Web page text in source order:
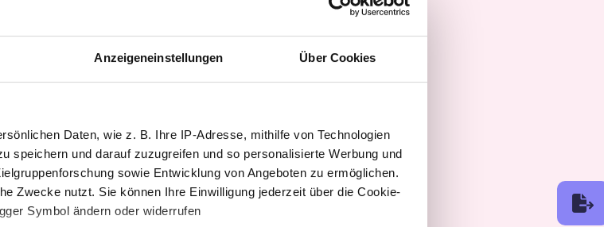
Anzeigeneinstellungen Über Cookies
Daten, wie z. B. Ihre IP-Adresse, mithilfe von Technologien
speichern und darauf zuzugreifen und so personalisierte Werbung und
sowie Entwicklung von Angeboten zu ermöglichen.
Zwecke nutzt. Sie können Ihre Einwilligung jederzeit über die Cookie-
Symbol ändern oder widerrufen
Arbeitsfelder in der
und große Betriebe.
Hauswirtschaft unter